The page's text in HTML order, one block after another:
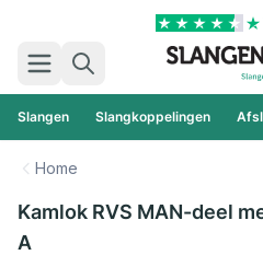
Zoek
Slangen Slangkoppelingen
Home
Kamlok RVS MAN-deel
A